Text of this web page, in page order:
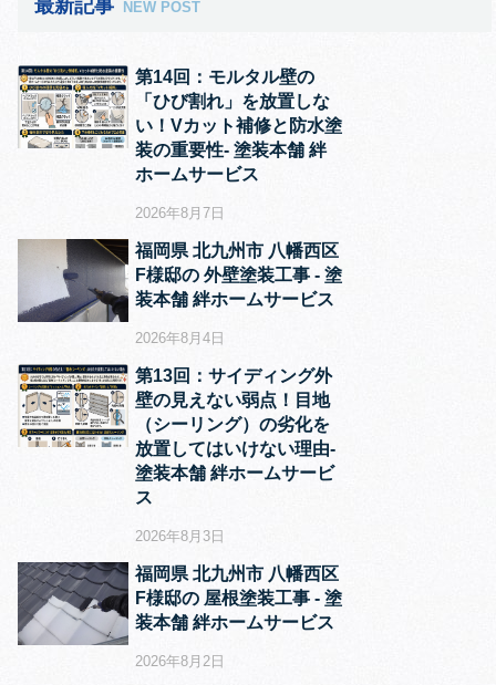
最新記事 NEW POST
第14回：モルタル壁の
「ひび割れ」を放置しな
い！Vカット補修と防水塗
装の重要性‐ 塗装本舗 絆
ホームサービス
2026年8月7日
福岡県 北九州市 八幡西区
F様邸の 外壁塗装工事 ‐ 塗
装本舗 絆ホームサービス
2026年8月4日
第13回：サイディング外
壁の見えない弱点！目地
（シーリング）の劣化を
放置してはいけない理由‐
塗装本舗 絆ホームサービ
ス
2026年8月3日
福岡県 北九州市 八幡西区
F様邸の 屋根塗装工事 ‐ 塗
装本舗 絆ホームサービス
2026年8月2日